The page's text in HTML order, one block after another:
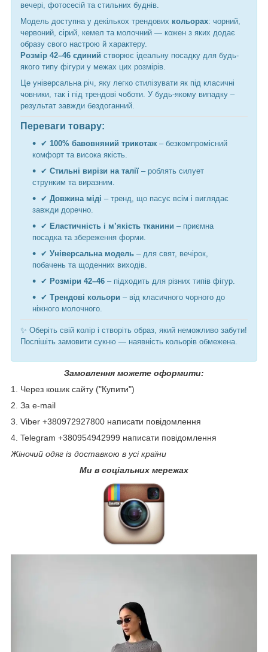
вечері, фотосесій та стильних буднів.
Модель доступна у декількох трендових кольорах: чорний,
червоний, сірий, кемел та молочний — кожен з яких додає
образу свого настрою й характеру.
Розмір 42–46 єдиний створює ідеальну посадку для будь-
якого типу фігури у межах цих розмірів.
Це універсальна річ, яку легко стилізувати як під класичні
човники, так і під трендові чоботи. У будь-якому випадку –
результат завжди бездоганний.
Переваги товару:
✔ 100% бавовняний трикотаж – безкомпромісний
комфорт та висока якість.
✔ Стильні вирізи на талії – роблять силует
струнким та виразним.
✔ Довжина міді – тренд, що пасує всім і виглядає
завжди доречно.
✔ Еластичність і м’якість тканини – приємна
посадка та збереження форми.
✔ Універсальна модель – для свят, вечірок,
побачень та щоденних виходів.
✔ Розміри 42–46 – підходить для різних типів фігур.
✔ Трендові кольори – від класичного чорного до
ніжного молочного.
✨ Оберіть свій колір і створіть образ, який неможливо забути!
Поспішіть замовити сукню — наявність кольорів обмежена.
Замовлення можете оформити:
1. Через кошик сайту ("Купити")
2. За e-mail
3. Viber +380972927800 написати повідомлення
4. Telegram +380954942999 написати повідомлення
Жіночий одяг із доставкою в усі країни
Ми в соціальних мережах